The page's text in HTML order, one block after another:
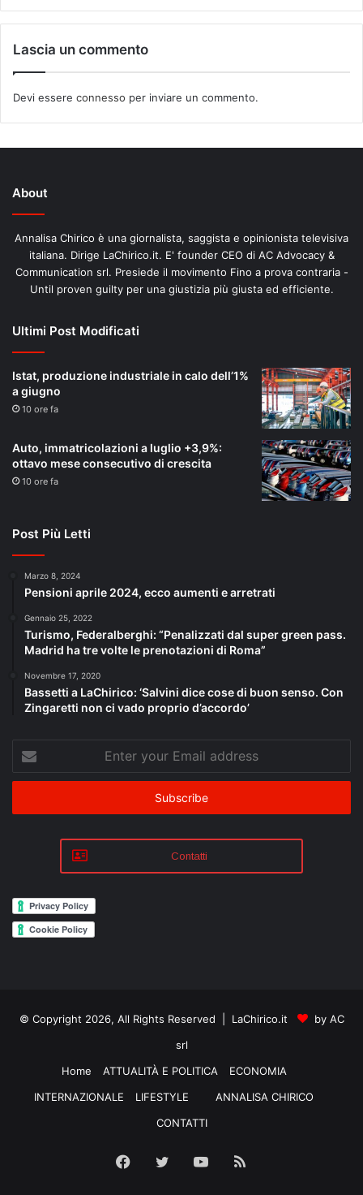
Lascia un commento
Devi essere connesso per inviare un commento.
About
Annalisa Chirico è una giornalista, saggista e opinionista televisiva
italiana. Dirige LaChirico.it. E' founder CEO di AC Advocacy &
Communication srl. Presiede il movimento Fino a prova contraria -
Until proven guilty per una giustizia più giusta ed efficiente.
Ultimi Post Modificati
Istat, produzione industriale in calo dell’1%
a giugno
10 ore fa
Auto, immatricolazioni a luglio +3,9%:
ottavo mese consecutivo di crescita
10 ore fa
Post Più Letti
Marzo 8, 2024
Pensioni aprile 2024, ecco aumenti e arretrati
Gennaio 25, 2022
Turismo, Federalberghi: “Penalizzati dal super green pass.
Madrid ha tre volte le prenotazioni di Roma”
Novembre 17, 2020
Bassetti a LaChirico: ‘Salvini dice cose di buon senso. Con
Zingaretti non ci vado proprio d’accordo’
your
Email
Contatti
© Copyright 2026, All Rights Reserved | LaChirico.it
by AC
srl
Home
ATTUALITÀ E POLITICA
ECONOMIA
INTERNAZIONALE
LIFESTYLE
ANNALISA CHIRICO
CONTATTI
Facebook
Twitter YouTube